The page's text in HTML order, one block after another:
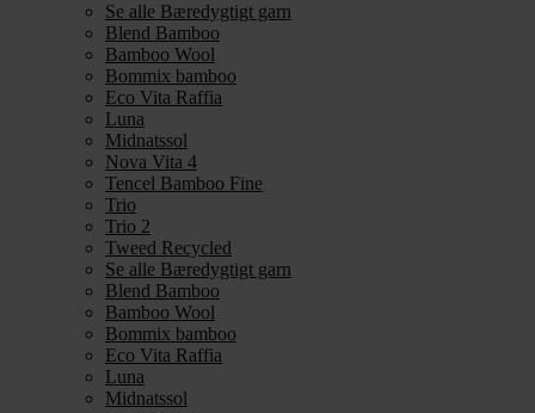
Se alle Bæredygtigt garn
Blend Bamboo
Bamboo Wool
Bommix bamboo
Eco Vita Raffia
Luna
Midnatssol
Nova Vita 4
Tencel Bamboo Fine
Trio
Trio 2
Tweed Recycled
Se alle Bæredygtigt garn
Blend Bamboo
Bamboo Wool
Bommix bamboo
Eco Vita Raffia
Luna
Midnatssol